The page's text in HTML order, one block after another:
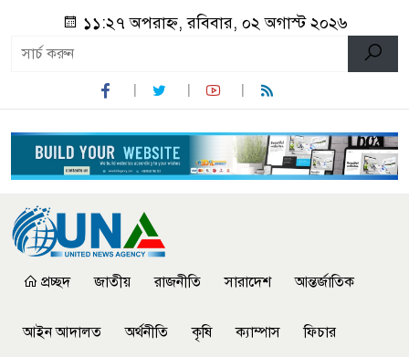
১১:২৭ অপরাহ্ন, রবিবার, ০২ অগাস্ট ২০২৬
প্রচ্ছদ জাতীয় রাজনীতি সারাদেশ আন্তর্জাতিক
আইন আদালত অর্থনীতি কৃষি ক্যাম্পাস ফিচার